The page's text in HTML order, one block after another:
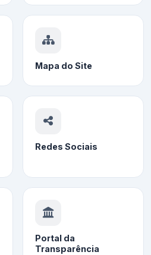
Mapa do Site
Redes Sociais
Portal da
Transparência